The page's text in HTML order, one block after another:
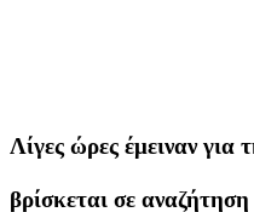
Λίγες ώρες έμειναν
βρίσκεται σε